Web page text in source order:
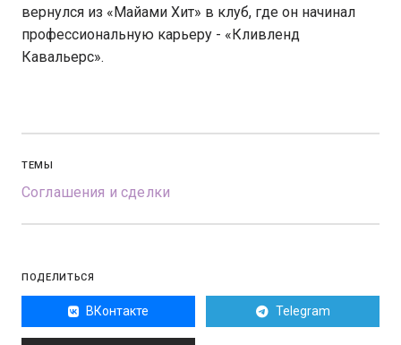
вернулся из «Майами Хит» в клуб, где он начинал
профессиональную карьеру - «Кливленд
Кавальерс».
ТЕМЫ
Соглашения и сделки
ПОДЕЛИТЬСЯ
ВКонтакте Telegram